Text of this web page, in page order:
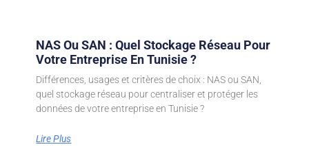
NAS Ou SAN : Quel Stockage Réseau Pour
Votre Entreprise En Tunisie ?
Différences, usages et critères de choix : NAS ou SAN,
quel stockage réseau pour centraliser et protéger les
données de votre entreprise en Tunisie ?
Lire Plus